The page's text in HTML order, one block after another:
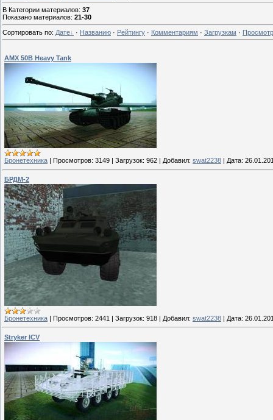
В Категории материалов: 37
Показано материалов: 21-30
Сортировать по: Дате · Названию · Рейтингу · Комментариям · Загрузкам ·
AMX 50B Heavy Tank
Бронетехника Просмотров: 3149 Загрузок: 962 Добавил: swat2238 Дата:
БРДМ-2
Бронетехника | Просмотров: 2441 | Загрузок: 918 | Добавил: swat2238 | Дата:
Stryker ICV